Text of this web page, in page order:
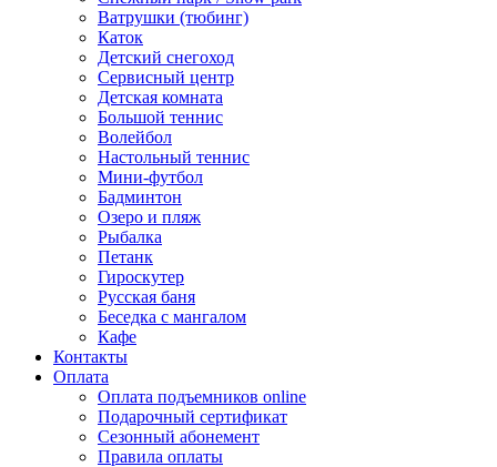
Ватрушки (тюбинг)
Каток
Детский снегоход
Сервисный центр
Детская комната
Большой теннис
Волейбол
Настольный теннис
Мини-футбол
Бадминтон
Озеро и пляж
Рыбалка
Петанк
Гироскутер
Русская баня
Беседка с мангалом
Кафе
Контакты
Оплата
Оплата подъемников online
Подарочный сертификат
Сезонный абонемент
Правила оплаты